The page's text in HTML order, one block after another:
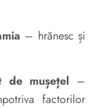
– hrănesc și
de mușețel –
factorilor